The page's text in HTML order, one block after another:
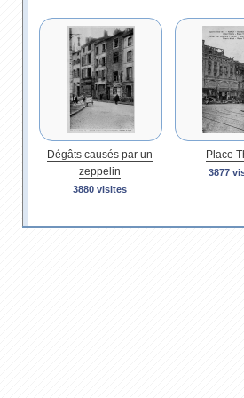
Dégâts causés par un
zeppelin
3880 visites
Place
3877